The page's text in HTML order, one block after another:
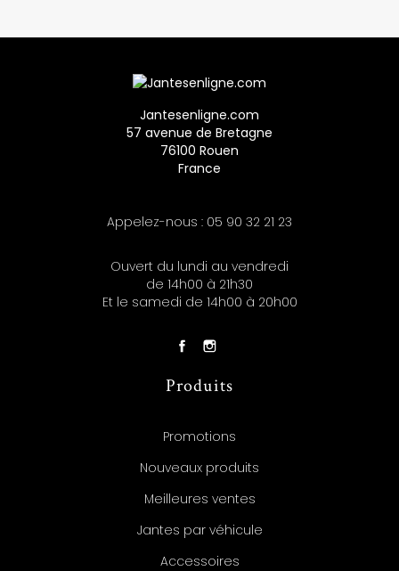
Jantesenligne.com
57 avenue de Bretagne
76100 Rouen
France
Appelez-nous : 05 90 32 21 23
Ouvert du lundi au vendredi
de 14h00 à 21h30
Et le samedi de 14h00 à 20h00
Produits
Promotions
Nouveaux produits
Meilleures ventes
Jantes par véhicule
Accessoires